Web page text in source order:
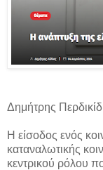
Δημήτρης
Η είσοδος ενός
καταναλωτικής
κεντρικού ρόλου